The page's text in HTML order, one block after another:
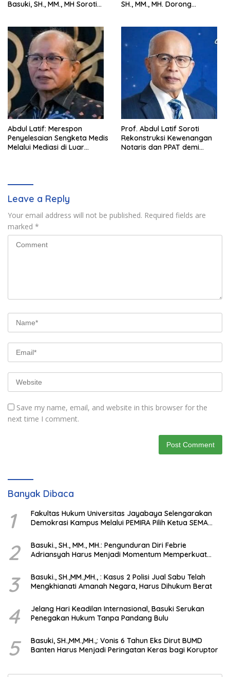
Basuki, SH., MM., MH Soroti
SH., MM., MH. Dorong
Abdul Latif: Merespon
Penyelesaian Sengketa Medis
Melalui Mediasi di Luar
Prof. Abdul Latif Soroti
Rekonstruksi Kewenangan
Notaris dan PPAT demi
Leave a Reply
Your email address will not be published. Required fields are
marked *
Save my name, email, and website in this browser for the
next time I comment.
Banyak Dibaca
1
Fakultas Hukum Universitas Jayabaya Selengarakan
Demokrasi Kampus Melalui PEMIRA Pilih Ketua SEMA
2
Basuki., SH., MM., MH.: Pengunduran Diri Febrie
Adriansyah Harus Menjadi Momentum Memperkuat
3
Basuki., SH.,MM.,MH., : Kasus 2 Polisi Jual Sabu Telah
Mengkhianati Amanah Negara, Harus Dihukum Berat
4
Jelang Hari Keadilan Internasional, Basuki Serukan
Penegakan Hukum Tanpa Pandang Bulu
5
Basuki, SH.,MM.,MH.,: Vonis 6 Tahun Eks Dirut BUMD
Banten Harus Menjadi Peringatan Keras bagi Koruptor